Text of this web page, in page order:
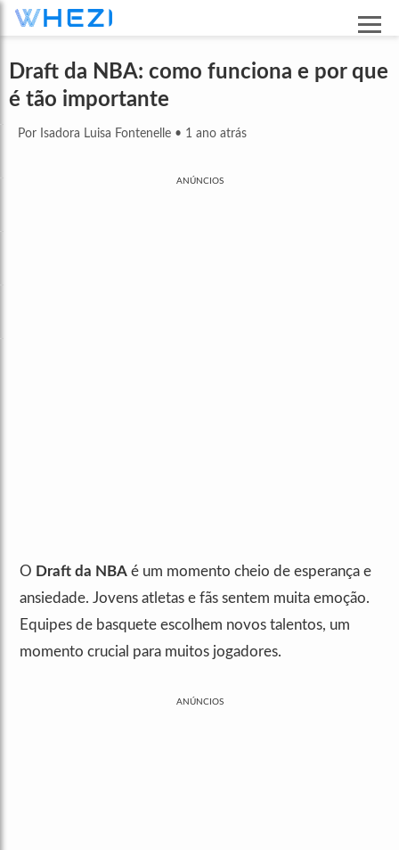
Draft da NBA: como funciona e por que
é tão importante
Por Isadora Luisa Fontenelle • 1 ano atrás
ANÚNCIOS
O Draft da NBA é um momento cheio de esperança e
ansiedade. Jovens atletas e fãs sentem muita emoção.
Equipes de basquete escolhem novos talentos, um
momento crucial para muitos jogadores.
ANÚNCIOS